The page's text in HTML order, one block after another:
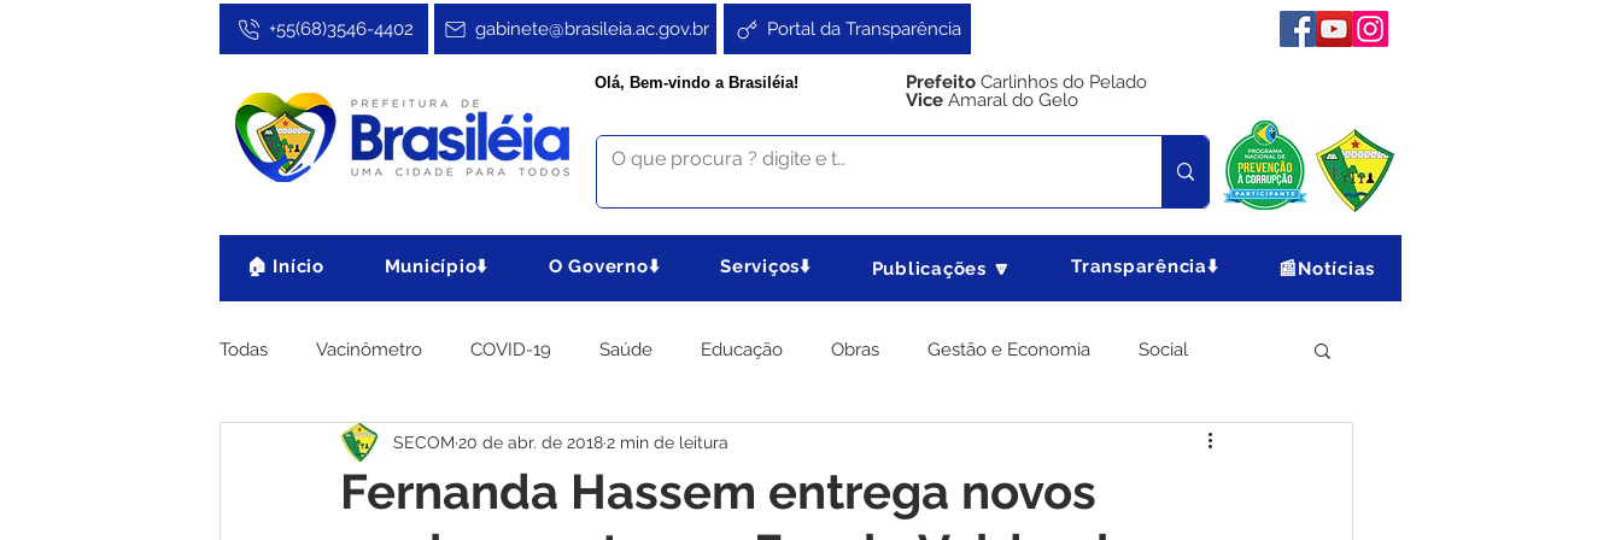
Portal da Transparência
gabinete@brasileia.ac.gov.br
+55(68)3546-4402
Olá, Bem-vindo a Brasiléia! Prefeito Carlinhos do Pelado
Vice Amaral do Gelo
🏠 Início Município⬇️ O Governo⬇️ Serviços⬇️ Publicações 🔽 Transparência⬇️ 📰Notícias
Todas Vacinômetro COVID-19 Saúde Educação Obras Gestão e Economia Social
Cultura, Festa e Esporte No Gabinete Agricultura e Produção Meio Ambiente
Fernanda Hassem entrega novos
SECOM 20 de abr. de 20182 min de leitura